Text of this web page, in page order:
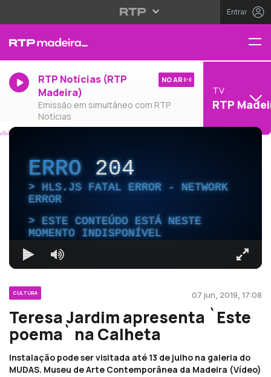
Entrar
RTP Notícias (RTP
Madeira)
Emissão em simultâneo com RTP
Notícias
NO AR
TV
RTP
ERRO204
HLS.JS FATAL ERROR - NETWORK
ERROR
ESTE CONTEÚDO ESTÁ NESTE
MOMENTO INDISPONÍVEL
CULTURA 07 jun, 2019, 17:08
Teresa Jardim apresenta `Este
poema` na Calheta
Instalação pode ser visitada até 13 de julho na galeria do
MUDAS. Museu de Arte Contemporânea da Madeira (Vídeo)